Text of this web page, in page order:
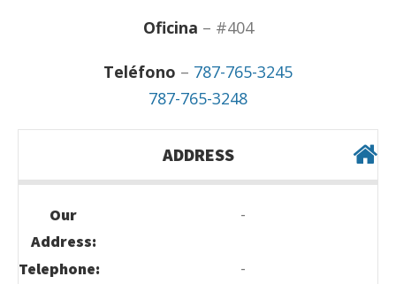
Oficina – #404
Teléfono – 787-765-3245
787-765-3248
ADDRESS
Our
Address:
-
Telephone: -